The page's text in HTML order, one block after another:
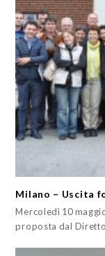
Milano – Uscita
Mercoledì 10
proposta dal